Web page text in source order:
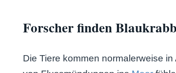
Forscher finden
Die Tiere kommen normalerweise